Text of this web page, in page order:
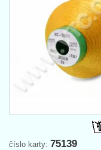
číslo karty: 75139